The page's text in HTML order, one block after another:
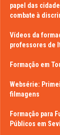
papel das
combate à
Vídeos da
professores de
Formação em
Websérie:
filmagens
Formação para
Públicos em